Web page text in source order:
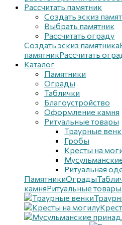
Рассчитать памятник
Создать эскиз
Выбрать памятник
Рассчитать ограду
Создать эскиз памятника
памятникРассчитать
Каталог
Памятники
Ограды
Таблички
Благоустройствo
Оформление камня
Ритуальные товары
Траурные
Гробы
Кресты на
Ритуальная
ПамятникиОграды
камняРитуальные товары